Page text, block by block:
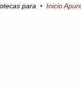
para • Inicio